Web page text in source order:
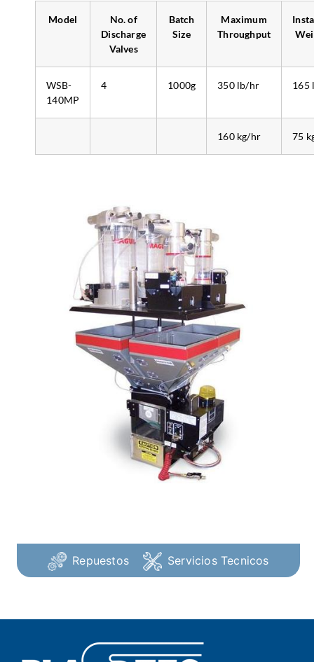
Repuestos Servicios Tecnicos
Model
No. of
Discharge
Valves
Batch
Size
Maximum
Throughput
WSB-
140MP
4 1000g 350 lb/hr 165
160 kg/hr 75